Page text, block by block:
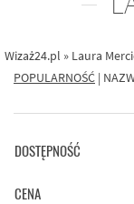
Wizaż24.pl » Laura
POPULARNOŚĆ |
DOSTĘPNOŚĆ
CENA